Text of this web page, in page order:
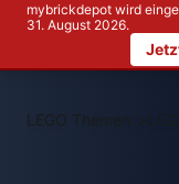
mybrickdepot wird
31. August 2026.
LEGO Themen >